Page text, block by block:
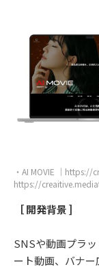
・AI MOVIE ｜
https://
［ 開発背景 ]
SNSや動画プラ
ート動画、バナ